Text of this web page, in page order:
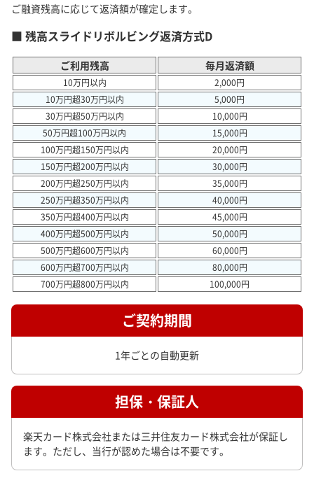
ご融資残高に応じて返済額が確定します。
残高スライドリボルビング返済方式D
ご利用残高 毎月返済額
10万円以内
2,000円
10万円超30万円以内
5,000円
30万円超50万円以内
10,000円
50万円超100万円以内
15,000円
100万円超150万円以内
20,000円
150万円超200万円以内
30,000円
200万円超250万円以内
35,000円
250万円超350万円以内
40,000円
350万円超400万円以内
45,000円
400万円超500万円以内
50,000円
500万円超600万円以内
60,000円
600万円超700万円以内
80,000円
700万円超800万円以内
100,000円
ご契約期間
1年ごとの自動更新
担保・保証人
楽天カード株式会社または三井住友カード株式会社が保証し
ます。ただし、当行が認めた場合は不要です。